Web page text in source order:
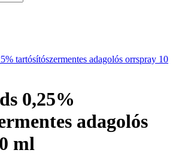
tartósítószermentes adagolós orrspray 10
0,25%
adagolós
ml